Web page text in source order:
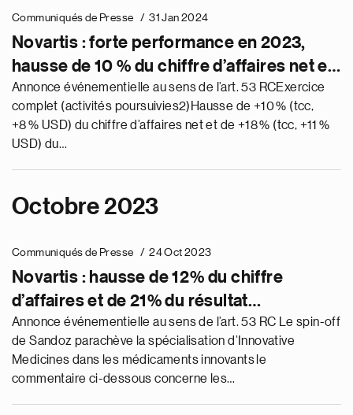
Communiqués de Presse 31 Jan 2024
Novartis : forte performance en 2023,
hausse de 10 % du chiffre d’affaires net et
de 18 % du résultat opérationnel core
(tcc¹), expansion de la marge. Innovation :
nombreux résultats positifs de phase III
Annonce événementielle au sens de l’art. 53 RCExercice
complet (activités poursuivies2)Hausse de +10 % (tcc,
+8 % USD) du chiffre d’affaires net et de +18 % (tcc, +11 %
USD) du…
Octobre 2023
Communiqués de Presse 24 Oct 2023
Novartis : hausse de 12% du chiffre
d’affaires et de 21% du résultat
opérationnel core (tcc¹). Spin-off de
Sandoz, étapes importantes de
l’innovation ; hausse des prévisions pour
Annonce événementielle au sens de l’art. 53 RC Le spin-off
de Sandoz parachève la spécialisation d’Innovative
Medicines dans les médicaments innovants le
commentaire ci-dessous concerne les…